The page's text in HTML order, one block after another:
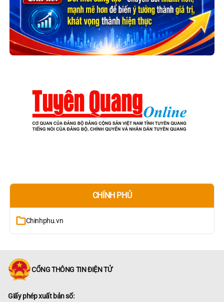
CHÍNH PHỦ
Chinhphu.vn
CỔNG THÔNG TIN ĐIỆN TỬ
Giấy phép xuất bản số: